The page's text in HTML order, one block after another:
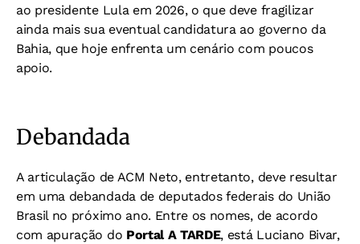
ao presidente Lula em 2026, o que deve fragilizar
ainda mais sua eventual candidatura ao governo da
Bahia, que hoje enfrenta um cenário com poucos
apoio.
Debandada
A articulação de ACM Neto, entretanto, deve resultar
em uma debandada de deputados federais do União
Brasil no próximo ano. Entre os nomes, de acordo
com apuração do Portal A TARDE, está Luciano Bivar,